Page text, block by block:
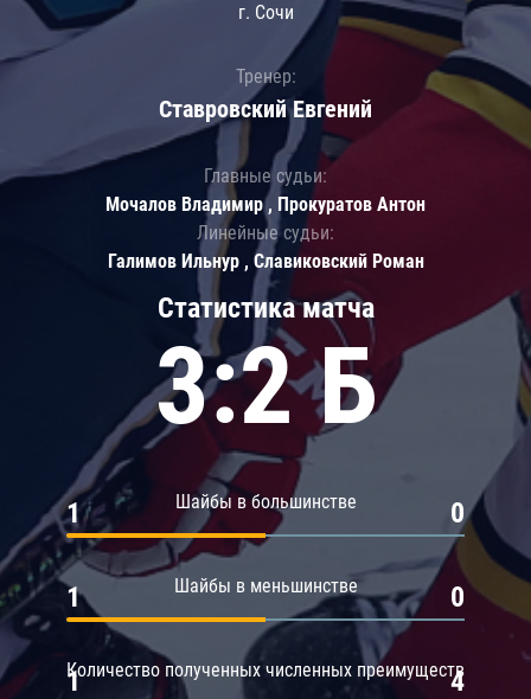
Статистика матча
3:2 Б
Шайбы в большинстве
1 0
Шайбы в меньшинстве
1 0
Количество полученных численных преимуществ
1 4
г. Сочи
Тренер:
Ставровский Евгений
Главные судьи:
Мочалов Владимир , Прокуратов Антон
Линейные судьи:
Галимов Ильнур , Славиковский Роман